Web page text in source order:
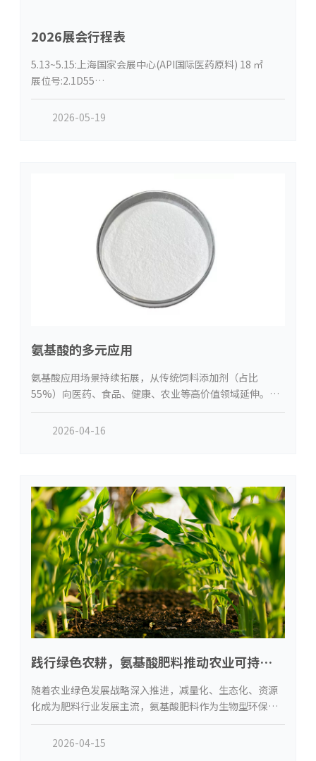
2026展会行程表
5.13~5.15:上海国家会展中心(API国际医药原料) 18 ㎡
展位号:2.1D55
6.15~6.17:上海国家会展中心(FIA食品原料) 18 ㎡
三开展位号:41F100
2026-05-19
氨基酸的多元应用
氨基酸应用场景持续拓展，从传统饲料添加剂（占比
55%）向医药、食品、健康、农业等高价值领域延伸。医
药领域需求增速达 18%，用于肿瘤治疗、肠外营养、疫苗
佐剂等；食品领域作为营养强化剂、天然保鲜剂；农业领
2026-04-16
践行绿色农耕，氨基酸肥料推动农业可持续
发展
随着农业绿色发展战略深入推进，减量化、生态化、资源
化成为肥料行业发展主流，氨基酸肥料作为生物型环保肥
料，正在改写传统种植施肥模式。依托生物制造技术，原
料天然环保，生产过程低碳节能，施用后不会造成土壤污
2026-04-15